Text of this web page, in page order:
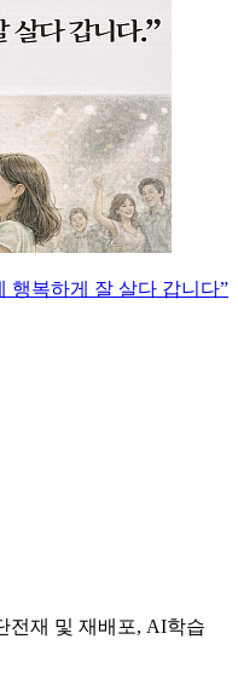
행복하게 잘 살다 갑니다”
전재 및 재배포, AI학습